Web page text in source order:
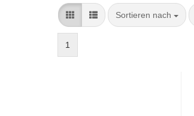
Sortieren nach
Sortieren nach
1